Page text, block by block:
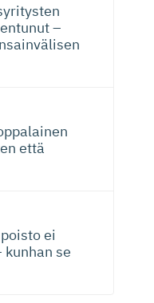
–
että
ei
se